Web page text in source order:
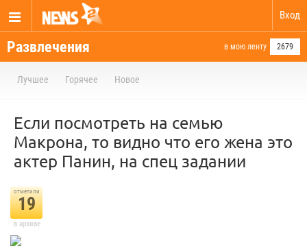
Вход
Развлечения в мою ленту 2679
Лучшее Горячее Новое
Если посмотреть на семью
Макрона, то видно что его жена это
актер Панин, на спец задании
отметили
19
в архиве